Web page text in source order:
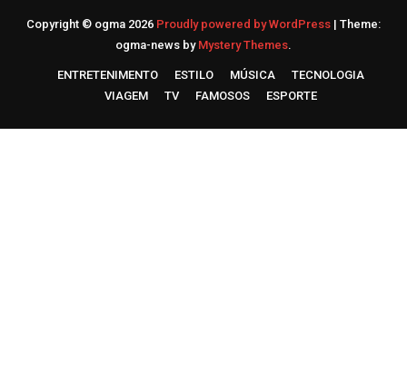
Copyright © ogma 2026 Proudly powered by WordPress | Theme:
ogma-news by Mystery Themes.
ENTRETENIMENTO ESTILO MÚSICA
TECNOLOGIA
VIAGEM
TV FAMOSOS ESPORTE